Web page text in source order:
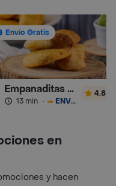
Envío Gratis
Empanaditas de Pipian - Empanadas
13 min · ENVÍO GRATIS
4.8
en
y hacen